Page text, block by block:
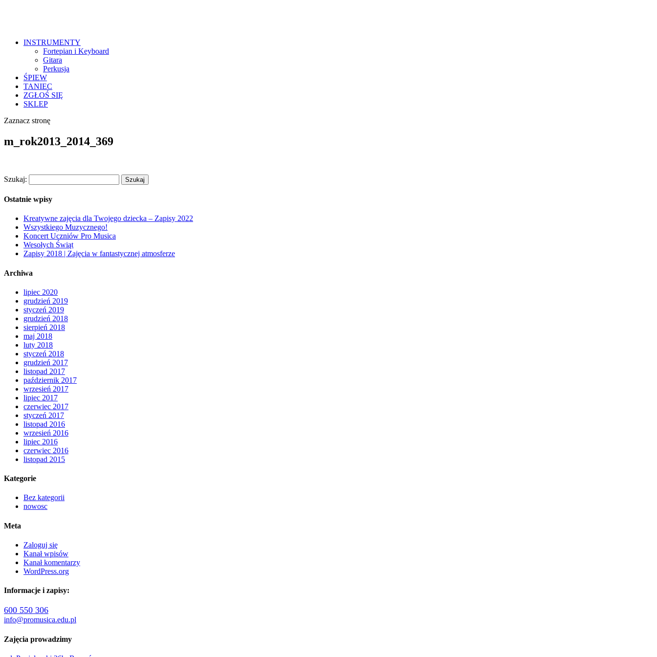
INSTRUMENTY
Fortepian i Keyboard
Gitara
Perkusja
ŚPIEW
TANIEC
ZGŁOŚ SIĘ
SKLEP
Zaznacz stronę
m_rok2013_2014_369
Szukaj:
Ostatnie wpisy
Kreatywne zajęcia dla Twojego dziecka – Zapisy 2022
Wszystkiego Muzycznego!
Koncert Uczniów Pro Musica
Wesołych Świąt
Zapisy 2018 | Zajęcia w fantastycznej atmosferze
Archiwa
lipiec 2020
grudzień 2019
styczeń 2019
grudzień 2018
sierpień 2018
maj 2018
luty 2018
styczeń 2018
grudzień 2017
listopad 2017
październik 2017
wrzesień 2017
lipiec 2017
czerwiec 2017
styczeń 2017
listopad 2016
wrzesień 2016
lipiec 2016
czerwiec 2016
listopad 2015
Kategorie
Bez kategorii
nowosc
Meta
Zaloguj się
Kanał wpisów
Kanał komentarzy
WordPress.org
Informacje i zapisy:
600 550 306
info@promusica.edu.pl
Zajęcia prowadzimy